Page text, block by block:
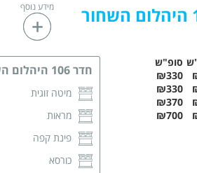
פינת ישיבה
מגבות רחצה
חדר רחצה פרטי
סופ"ש
₪330
₪330
₪370
₪700
חדר 106 היהלום השחור
מיטה זוגית
מראות
פינת קפה
כורסא
מידע נוסף